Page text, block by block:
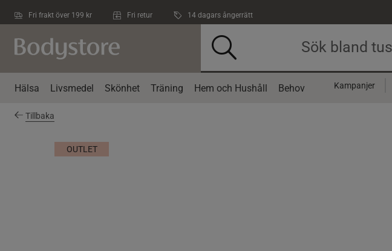
Fri frakt över 199 kr Fri retur 14 dagars ångerrätt
Hälsa Livsmedel Skönhet Träning Hem och Hushåll Behov Kampanjer
Tillbaka
OUTLET